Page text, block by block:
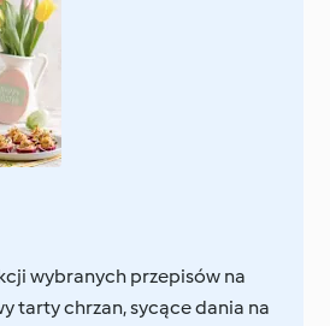
wybranych przepisów na
tarty chrzan, sycące dania na